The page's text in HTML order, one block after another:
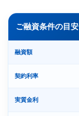
ご融資条件の目安
融資額
契約利率
実質金利